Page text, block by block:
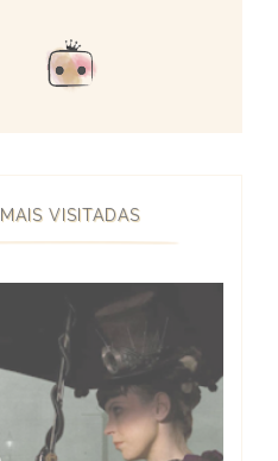
VISITADAS